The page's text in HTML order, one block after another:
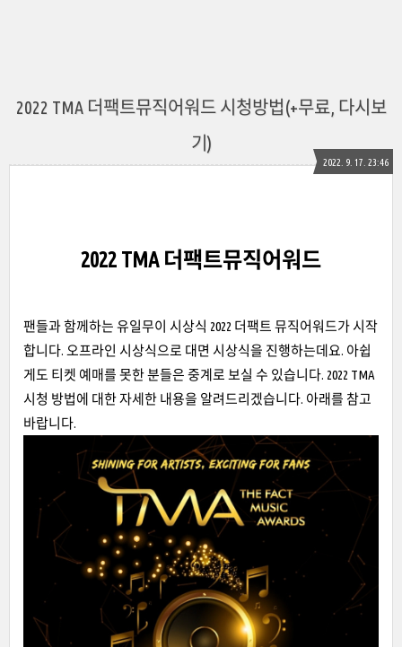
2022 TMA 더팩트뮤직어워드 시청방법(+무료, 다시보
기)
2022. 9. 17. 23:46
2022 TMA 더팩트뮤직어워드
팬들과 함께하는 유일무이 시상식 2022 더팩트 뮤직어워드가 시작
합니다. 오프라인 시상식으로 대면 시상식을 진행하는데요. 아쉽
게도 티켓 예매를 못한 분들은 중계로 보실 수 있습니다. 2022 TMA
시청 방법에 대한 자세한 내용을 알려드리겠습니다. 아래를 참고
바랍니다.